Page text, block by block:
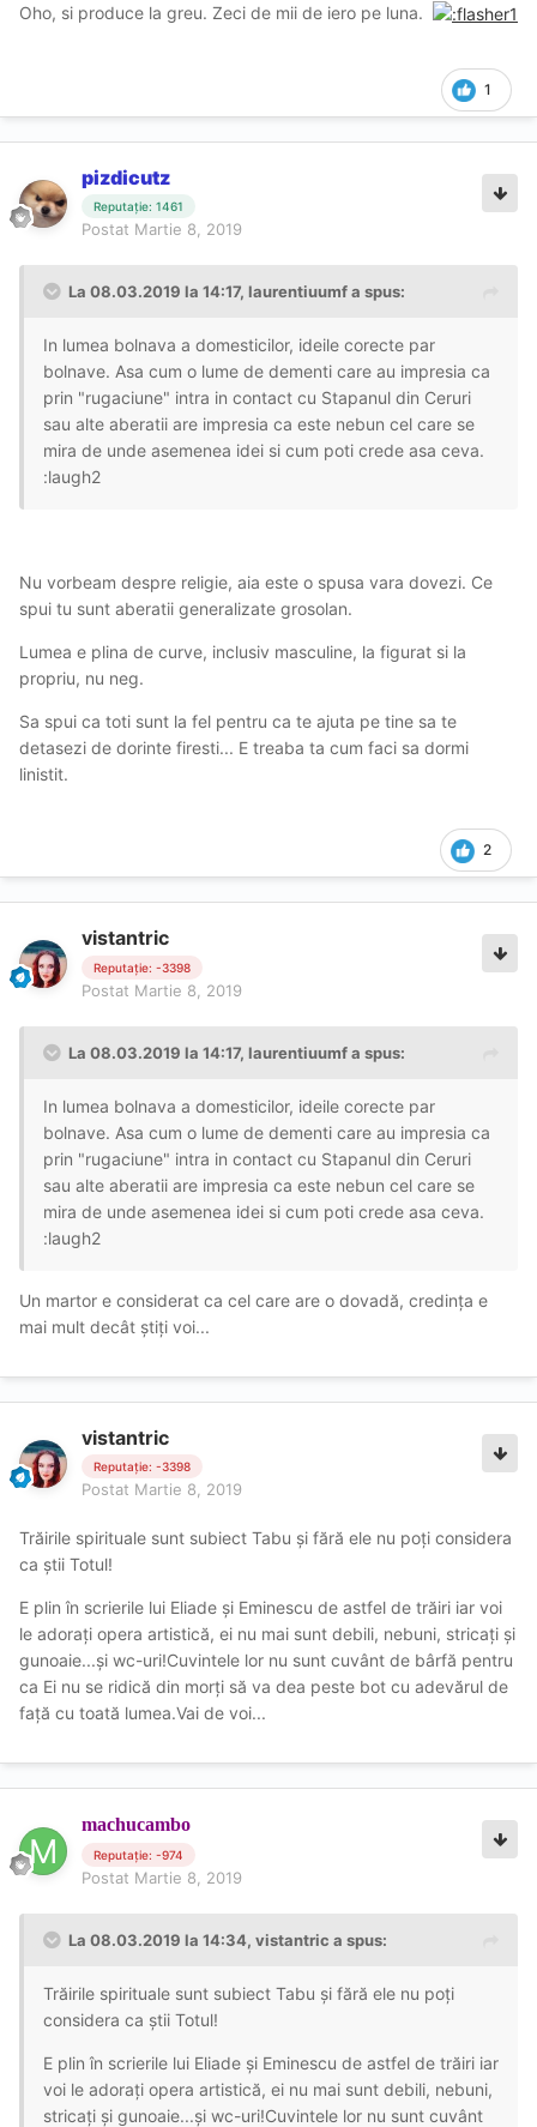
Oho, si produce la greu. Zeci de mii de iero pe luna.
1
pizdicutz
Reputație: 1461
Postat Martie 8, 2019
La 08.03.2019 la 14:17, laurentiuumf a spus:
In lumea bolnava a domesticilor, ideile corecte par
bolnave. Asa cum o lume de dementi care au impresia ca
prin "rugaciune" intra in contact cu Stapanul din Ceruri
sau alte aberatii are impresia ca este nebun cel care se
mira de unde asemenea idei si cum poti crede asa ceva.
:laugh2
Nu vorbeam despre religie, aia este o spusa vara dovezi. Ce
spui tu sunt aberatii generalizate grosolan.
Lumea e plina de curve, inclusiv masculine, la figurat si la
propriu, nu neg.
Sa spui ca toti sunt la fel pentru ca te ajuta pe tine sa te
detasezi de dorinte firesti... E treaba ta cum faci sa dormi
linistit.
2
vistantric
Reputație: -3398
Postat Martie 8, 2019
La 08.03.2019 la 14:17, laurentiuumf a spus:
In lumea bolnava a domesticilor, ideile corecte par
bolnave. Asa cum o lume de dementi care au impresia ca
prin "rugaciune" intra in contact cu Stapanul din Ceruri
sau alte aberatii are impresia ca este nebun cel care se
mira de unde asemenea idei si cum poti crede asa ceva.
:laugh2
Un martor e considerat ca cel care are o dovadă, credința e
mai mult decât știți voi...
vistantric
Reputație: -3398
Postat Martie 8, 2019
Trăirile spirituale sunt subiect Tabu și fără ele nu poți considera
ca știi Totul!
E plin în scrierile lui Eliade și Eminescu de astfel de trăiri iar voi
le adorați opera artistică, ei nu mai sunt debili, nebuni, stricați și
gunoaie...și wc-uri!Cuvintele lor nu sunt cuvânt de bârfă pentru
ca Ei nu se ridică din morți să va dea peste bot cu adevărul de
față cu toată lumea.Vai de voi...
machucambo
Reputație: -974
Postat Martie 8, 2019
La 08.03.2019 la 14:34, vistantric a spus:
Trăirile spirituale sunt subiect Tabu și fără ele nu poți
considera ca știi Totul!
E plin în scrierile lui Eliade și Eminescu de astfel de trăiri iar
voi le adorați opera artistică, ei nu mai sunt debili, nebuni,
stricați și gunoaie...și wc-uri!Cuvintele lor nu sunt cuvânt